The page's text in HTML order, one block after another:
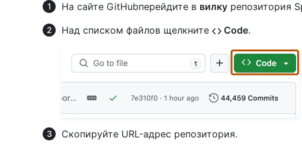
На сайте GitHubперейдите в вилку репозитория
Над списком файлов щелкните
Code.
Скопируйте URL-адрес репозитория.